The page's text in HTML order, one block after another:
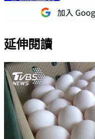
延伸閱讀